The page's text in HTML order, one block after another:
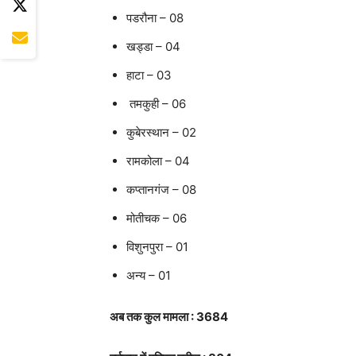
पडरौना – 08
खड्डा – 04
हाटा – 03
तमकुही – 06
कुबेरस्थान – 02
रामकोला – 04
कप्तानगंज – 08
मोतीचक – 06
विशुनपुरा – 01
अन्य – 01
अब तक कुल मामला : 3684